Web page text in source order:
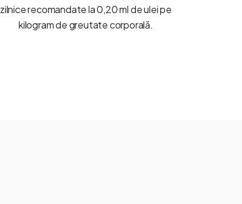
zilnice recomandate la 0,20 ml de ulei pe
kilogram de greutate corporală.